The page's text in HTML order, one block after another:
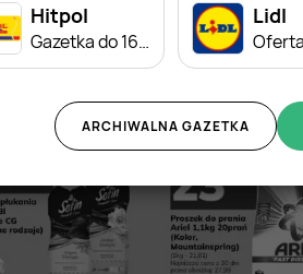
Hitpol
Gazetka do 16.08
Lidl
ARCHIWALNA GAZETKA